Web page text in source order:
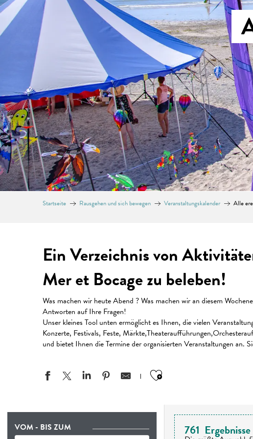
Startseite Rausgehen und sich bewegen Veranstaltungskalender Alle
Ein Verzeichnis von
Mer et Bocage zu beleben!
Was machen wir heute Abend ? Was machen wir an diesem
Antworten auf Ihre Fragen!
Unser kleines Tool unten ermöglicht es Ihnen, die vielen
Konzerte, Festivals, Feste,
und bietet Ihnen die Termine der organisierten Veranstaltungen an.
Ajouter aux favoris
VOM - BIS ZUM 761 Ergebnisse